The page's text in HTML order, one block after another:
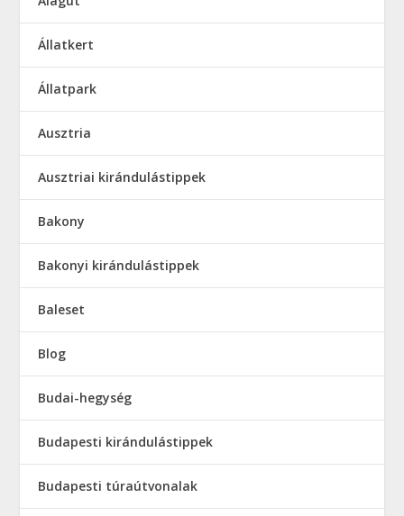
Állatkert
Állatpark
Ausztria
Ausztriai kirándulástippek
Bakony
Bakonyi kirándulástippek
Baleset
Blog
Budai-hegység
Budapesti kirándulástippek
Budapesti túraútvonalak